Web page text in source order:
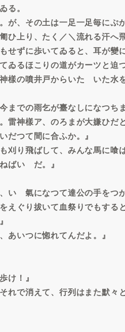
る。
が、その土は一足一足毎にぷ
ひ上り、たく／＼流れる汗
せずに歩いてゐると、耳が變
ゐるほこりの道がカーツと迫
樣の噴井戸からいたゞいた
までの雨乞が臺なしになつち
雷神樣ア、のろまが大嫌ひだ
だつて間に合ふか。』
刈り飛ばして、みんな馬に喰
ばいゝだ。』
いゝ氣になつて達公の手をつ
えぐり拔いて血祭りでもする
あいつに惚れてんだよ。』
け！』
で消えて、行列はまた默々